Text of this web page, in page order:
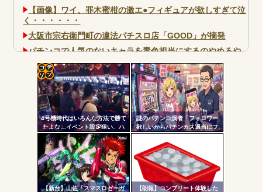
【画像】ワイ、罪木蜜柑の激エ●フィギュアが欲しすぎて泣
く・・・・・・
大阪市宗右衛門町の違法パチスロ店「GOOD」が摘発
パチンコで人気のないキャラを青色担当にするのやめろや
ワイ、パチンコ屋店員の目の前で会員カードを握り潰し
「今までありがとう」と...
無職のパチンコカス(22)なんやが、ワイの人生どれくらい
ヤバいか教えて？...
AngelBeats!とかいうクソアニメの思い出ｗｗｗ
Powered by livedoor 相互RSS
4号機時代はいろんな方法で勝て
たよな…イベント設定狙い、ハ
イエナ、超技術介入機、新装狙
い…
謎のパチンコ演者「フォロワー
欲しいからパチンカス適当にフ
ォローしよう」「フォロー返し
て来ないやつリムろ」←これで
何回もフォローしてくるのウザ
がられてますよ
【新台】山佐「スマスロゼーガ
【朗報】コンプリート体験した
コテ
リン
- 固
定リ
ンク
自動
更新